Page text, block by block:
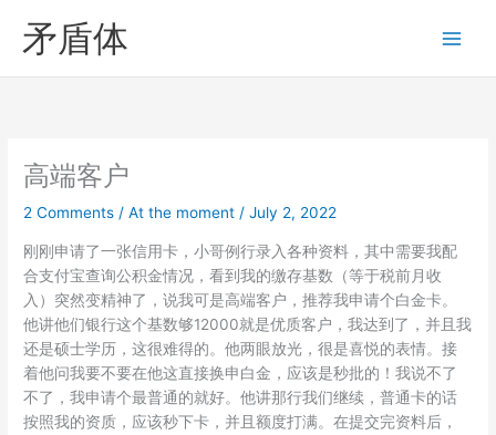
content
矛盾体
高端客户
2 Comments /At the moment /July 2, 2022
刚刚申请了一张信用卡，小哥例行录入各种资料，其中需要我配
合支付宝查询公积金情况，看到我的缴存基数（等于税前月收
入）突然变精神了，说我可是高端客户，推荐我申请个白金卡。
他讲他们银行这个基数够12000就是优质客户，我达到了，并且我
还是硕士学历，这很难得的。他两眼放光，很是喜悦的表情。接
着他问我要不要在他这直接换申白金，应该是秒批的！我说不了
不了，我申请个最普通的就好。他讲那行我们继续，普通卡的话
按照我的资质，应该秒下卡，并且额度打满。在提交完资料后，